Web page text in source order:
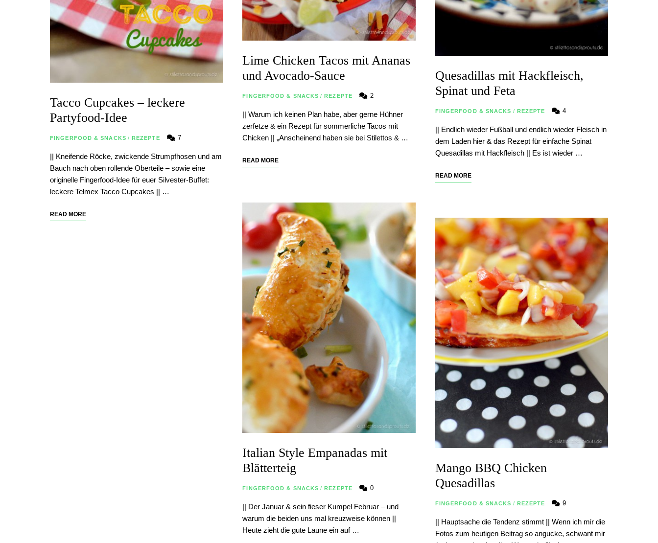
Tacco Cupcakes – leckere
Partyfood-Idee
FINGERFOOD & SNACKS / REZEPTE 7
|| Kneifende Röcke, zwickende Strumpfhosen und am
Bauch nach oben rollende Oberteile – sowie eine
originelle Fingerfood-Idee für euer Silvester-Buffet:
leckere Telmex Tacco Cupcakes || …
READ MORE
Lime Chicken Tacos mit Ananas
und Avocado-Sauce
FINGERFOOD & SNACKS / REZEPTE 2
|| Warum ich keinen Plan habe, aber gerne Hühner
zerfetze & ein Rezept für sommerliche Tacos mit
Chicken || „Anscheinend haben sie bei Stilettos & …
READ MORE
Italian Style Empanadas mit
Blätterteig
FINGERFOOD & SNACKS / REZEPTE 0
|| Der Januar & sein fieser Kumpel Februar – und
warum die beiden uns mal kreuzweise können ||
Heute zieht die gute Laune ein auf …
Quesadillas mit Hackfleisch,
Spinat und Feta
FINGERFOOD & SNACKS / REZEPTE 4
|| Endlich wieder Fußball und endlich wieder Fleisch in
dem Laden hier & das Rezept für einfache Spinat
Quesadillas mit Hackfleisch || Es ist wieder …
READ MORE
Mango BBQ Chicken
Quesadillas
FINGERFOOD & SNACKS / REZEPTE 9
|| Hauptsache die Tendenz stimmt || Wenn ich mir die
Fotos zum heutigen Beitrag so angucke, schwant mir